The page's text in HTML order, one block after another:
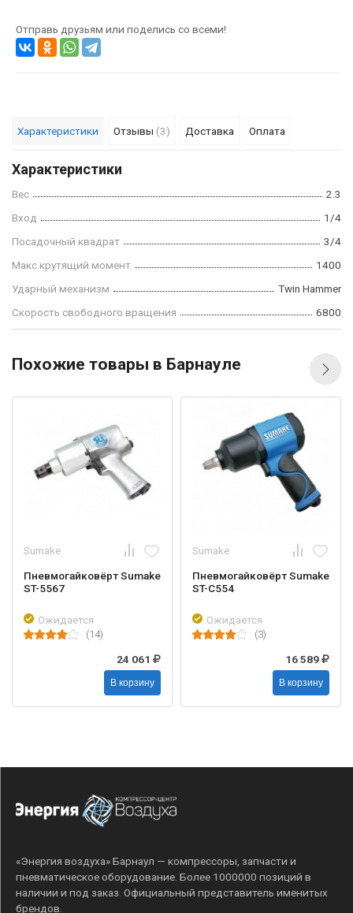
Отправь друзьям или поделись со всеми!
Характеристики Отзывы (3) Доставка Оплата
Характеристики
Вес
2.3
Вход
1/4
Посадочный квадрат
3/4
Макс.крутящий момент
1400
Ударный механизм
Twin Hammer
Скорость свободного вращения
6800
Похожие товары в Барнауле
Sumake
Пневмогайковёрт Sumake
ST-5567
Ожидается
(14)
24 061
В корзину
Sumake
Пневмогайковёрт Sumake
ST-C554
Ожидается
(3)
16 589
В корзину
«Энергия воздуха» Барнаул — компрессоры, запчасти и
пневматическое оборудование. Более 1000000 позиций в
наличии и под заказ. Официальный представитель именитых
брендов.